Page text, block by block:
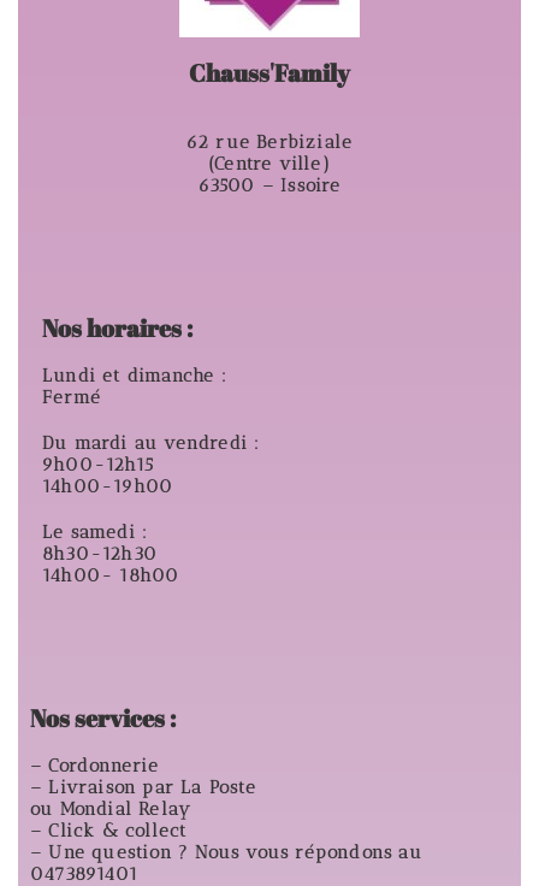
Chauss'Family
62 rue Berbiziale
(Centre ville)
63500 – Issoire
Nos horaires :
Lundi et dimanche :
Fermé
Du mardi au vendredi :
9h00-12h15
14h00-19h00
Le samedi :
8h30-12h30
14h00- 18h00
Nos services :
– Cordonnerie
– Livraison par La Poste
ou Mondial Relay
– Click & collect
– Une question ? Nous vous répondons au
0473891401